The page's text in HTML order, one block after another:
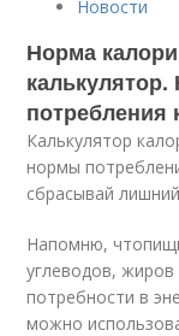
Новости
Норма
потребления
Калькулятор
нормы
сбрасывай
Напомню,
углеводов,
потребности в
можно